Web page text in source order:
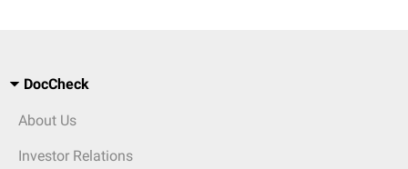
DocCheck
About Us
Investor Relations